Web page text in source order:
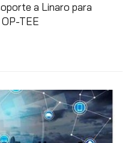
a Linaro para
TEE